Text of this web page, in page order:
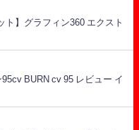
ト】グラフィン360 エクスト
BURN cv 95 レビュー イ